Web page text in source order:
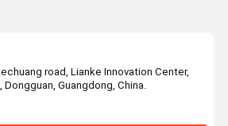
road, Lianke Innovation Center,
Guangdong, China.